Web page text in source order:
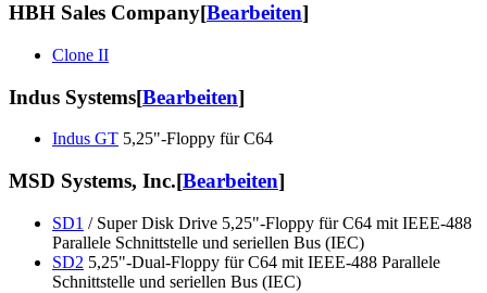
HBH Sales Company[Bearbeiten]
Clone II
Indus Systems[Bearbeiten]
Indus GT 5,25"-Floppy für C64
MSD Systems, Inc.[Bearbeiten]
SD1 / Super Disk Drive 5,25"-Floppy für C64 mit IEEE-488
Parallele Schnittstelle und seriellen Bus (IEC)
SD2 5,25"-Dual-Floppy für C64 mit IEEE-488 Parallele
Schnittstelle und seriellen Bus (IEC)